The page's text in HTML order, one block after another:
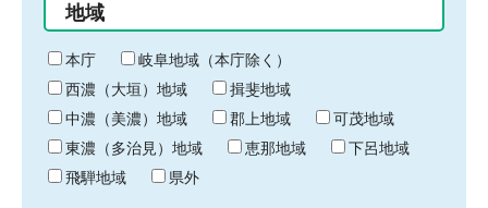
り
終
わ
り
地域
本庁
岐阜地域（本庁除く）
西濃（大垣）地域
揖斐地域
中濃（美濃）地域
郡上地域
可茂地域
東濃（多治見）地域
恵那地域
下呂地域
飛騨地域
県外